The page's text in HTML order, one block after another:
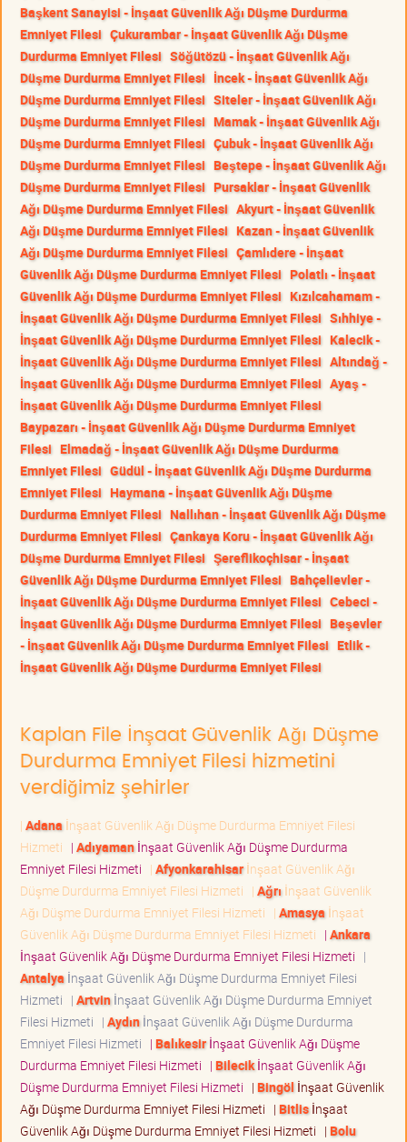
Başkent Sanayisi - İnşaat Güvenlik Ağı Düşme Durdurma
Emniyet Filesi Çukurambar - İnşaat Güvenlik Ağı Düşme
Durdurma Emniyet Filesi Söğütözü - İnşaat Güvenlik Ağı
Düşme Durdurma Emniyet Filesi İncek - İnşaat Güvenlik Ağı
Düşme Durdurma Emniyet Filesi Siteler - İnşaat Güvenlik Ağı
Düşme Durdurma Emniyet Filesi Mamak - İnşaat Güvenlik Ağı
Düşme Durdurma Emniyet Filesi Çubuk - İnşaat Güvenlik Ağı
Düşme Durdurma Emniyet Filesi Beştepe - İnşaat Güvenlik Ağı
Düşme Durdurma Emniyet Filesi Pursaklar - İnşaat Güvenlik
Ağı Düşme Durdurma Emniyet Filesi Akyurt - İnşaat Güvenlik
Ağı Düşme Durdurma Emniyet Filesi Kazan - İnşaat Güvenlik
Ağı Düşme Durdurma Emniyet Filesi Çamlıdere - İnşaat
Güvenlik Ağı Düşme Durdurma Emniyet Filesi Polatlı - İnşaat
Güvenlik Ağı Düşme Durdurma Emniyet Filesi Kızılcahamam -
İnşaat Güvenlik Ağı Düşme Durdurma Emniyet Filesi Sıhhiye -
İnşaat Güvenlik Ağı Düşme Durdurma Emniyet Filesi Kalecik -
İnşaat Güvenlik Ağı Düşme Durdurma Emniyet Filesi Altındağ -
İnşaat Güvenlik Ağı Düşme Durdurma Emniyet Filesi Ayaş -
İnşaat Güvenlik Ağı Düşme Durdurma Emniyet Filesi
Baypazarı - İnşaat Güvenlik Ağı Düşme Durdurma Emniyet
Filesi Elmadağ - İnşaat Güvenlik Ağı Düşme Durdurma
Emniyet Filesi Güdül - İnşaat Güvenlik Ağı Düşme Durdurma
Emniyet Filesi Haymana - İnşaat Güvenlik Ağı Düşme
Durdurma Emniyet Filesi Nallıhan - İnşaat Güvenlik Ağı Düşme
Durdurma Emniyet Filesi Çankaya Koru - İnşaat Güvenlik Ağı
Düşme Durdurma Emniyet Filesi Şereflikoçhisar - İnşaat
Güvenlik Ağı Düşme Durdurma Emniyet Filesi Bahçelievler -
İnşaat Güvenlik Ağı Düşme Durdurma Emniyet Filesi Cebeci -
İnşaat Güvenlik Ağı Düşme Durdurma Emniyet Filesi Beşevler
- İnşaat Güvenlik Ağı Düşme Durdurma Emniyet Filesi Etlik -
İnşaat Güvenlik Ağı Düşme Durdurma Emniyet Filesi
Kaplan File İnşaat Güvenlik Ağı Düşme
Durdurma Emniyet Filesi hizmetini
verdiğimiz şehirler
| Adana İnşaat Güvenlik Ağı Düşme Durdurma Emniyet Filesi
Hizmeti | Adıyamanİnşaat Güvenlik Ağı Düşme Durdurma
Emniyet Filesi Hizmeti | Afyonkarahisarİnşaat Güvenlik Ağı
Düşme Durdurma Emniyet Filesi Hizmeti | Ağrı İnşaat Güvenlik
Ağı Düşme Durdurma Emniyet Filesi Hizmeti | Amasya İnşaat
Güvenlik Ağı Düşme Durdurma Emniyet Filesi Hizmeti | Ankara
İnşaat Güvenlik Ağı Düşme Durdurma Emniyet Filesi Hizmeti |
Antalya İnşaat Güvenlik Ağı Düşme Durdurma Emniyet Filesi
Hizmeti | Artvinİnşaat Güvenlik Ağı Düşme Durdurma Emniyet
Filesi Hizmeti | Aydınİnşaat Güvenlik Ağı Düşme Durdurma
Emniyet Filesi Hizmeti | Balıkesirİnşaat Güvenlik Ağı Düşme
Durdurma Emniyet Filesi Hizmeti | Bilecikİnşaat Güvenlik Ağı
Düşme Durdurma Emniyet Filesi Hizmeti | Bingöl İnşaat Güvenlik
Ağı Düşme Durdurma Emniyet Filesi Hizmeti | Bitlisİnşaat
Güvenlik Ağı Düşme Durdurma Emniyet Filesi Hizmeti | Bolu